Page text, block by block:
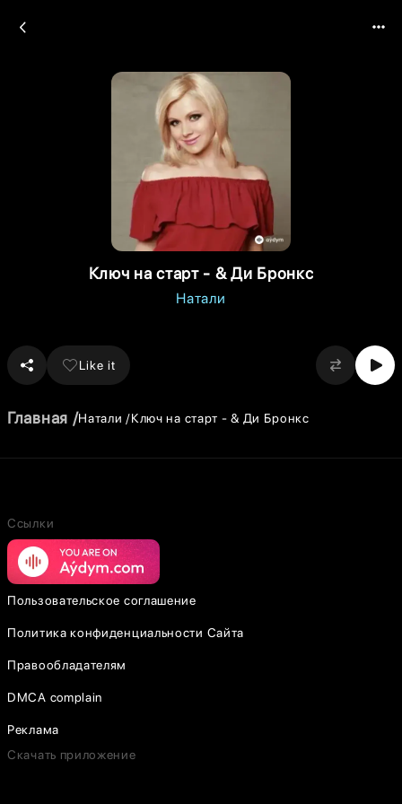
Ключ на старт - & Ди Бронкс
Натали
Like it
Главная Натали Ключ на старт - & Ди Бронкс
Ссылки
Пользовательское соглашение
Политика конфиденциальности Сайта
Правообладателям
DMCA complain
Реклама
Скачать приложение